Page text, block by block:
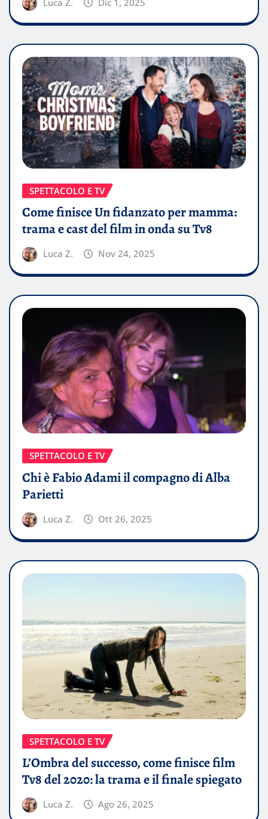
SPETTACOLO E TV
Come finisce Un fidanzato per mamma:
trama e cast del film in onda su Tv8
Luca Z. Nov 24, 2025
SPETTACOLO E TV
Chi è Fabio Adami il compagno di Alba
Parietti
Luca Z. Ott 26, 2025
SPETTACOLO E TV
L’Ombra del successo, come finisce film
Tv8 del 2020: la trama e il finale spiegato
Luca Z. Ago 26, 2025